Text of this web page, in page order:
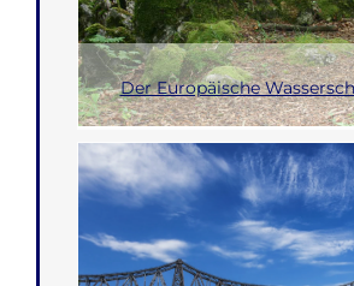
Der Europäische